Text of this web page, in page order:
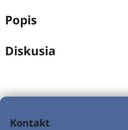
Popis
Diskusia
Z
Kontakt